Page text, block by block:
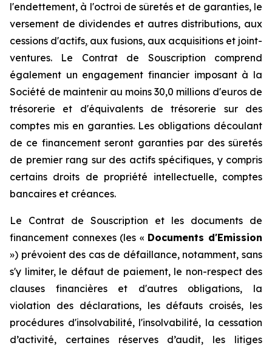
l'endettement, à l'octroi de sûretés et de garanties, le
versement de dividendes et autres distributions, aux
cessions d'actifs, aux fusions, aux acquisitions et joint-
ventures. Le Contrat de Souscription comprend
également un engagement financier imposant à la
Société de maintenir au moins 30,0 millions d'euros de
trésorerie et d'équivalents de trésorerie sur des
comptes mis en garanties. Les obligations découlant
de ce financement seront garanties par des sûretés
de premier rang sur des actifs spécifiques, y compris
certains droits de propriété intellectuelle, comptes
bancaires et créances.
Le Contrat de Souscription et les documents de
financement connexes (les « Documents d'Emission
») prévoient des cas de défaillance, notamment, sans
s'y limiter, le défaut de paiement, le non-respect des
clauses financières et d'autres obligations, la
violation des déclarations, les défauts croisés, les
procédures d'insolvabilité, l'insolvabilité, la cessation
d’activité, certaines réserves d’audit, les litiges